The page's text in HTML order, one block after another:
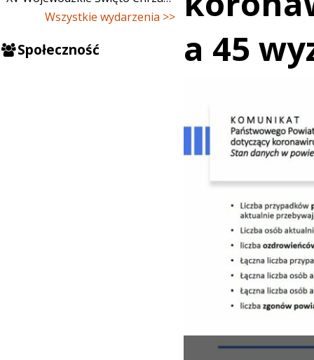
Wszystkie wydarzenia >>
Społeczność
a 45